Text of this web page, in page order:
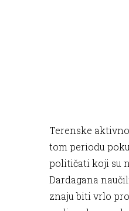
Terenske
tom periodu
političati koji su
Dardagana
znaju biti vrlo